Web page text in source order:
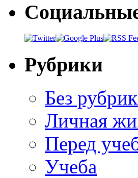
Рубрики
Без
Личная
Перед
Учеба